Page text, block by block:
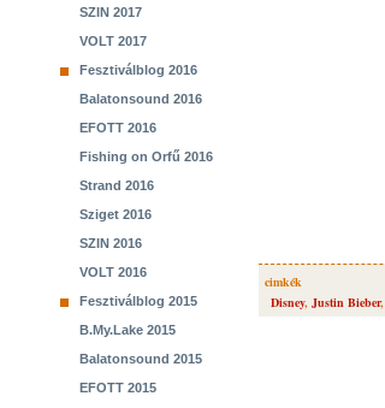
SZIN 2017
VOLT 2017
Fesztiválblog 2016
Balatonsound 2016
EFOTT 2016
Fishing on Orfű 2016
Strand 2016
Sziget 2016
SZIN 2016
VOLT 2016
Fesztiválblog 2015
B.My.Lake 2015
Balatonsound 2015
EFOTT 2015
cimkék
Disney, Justin Bieber,